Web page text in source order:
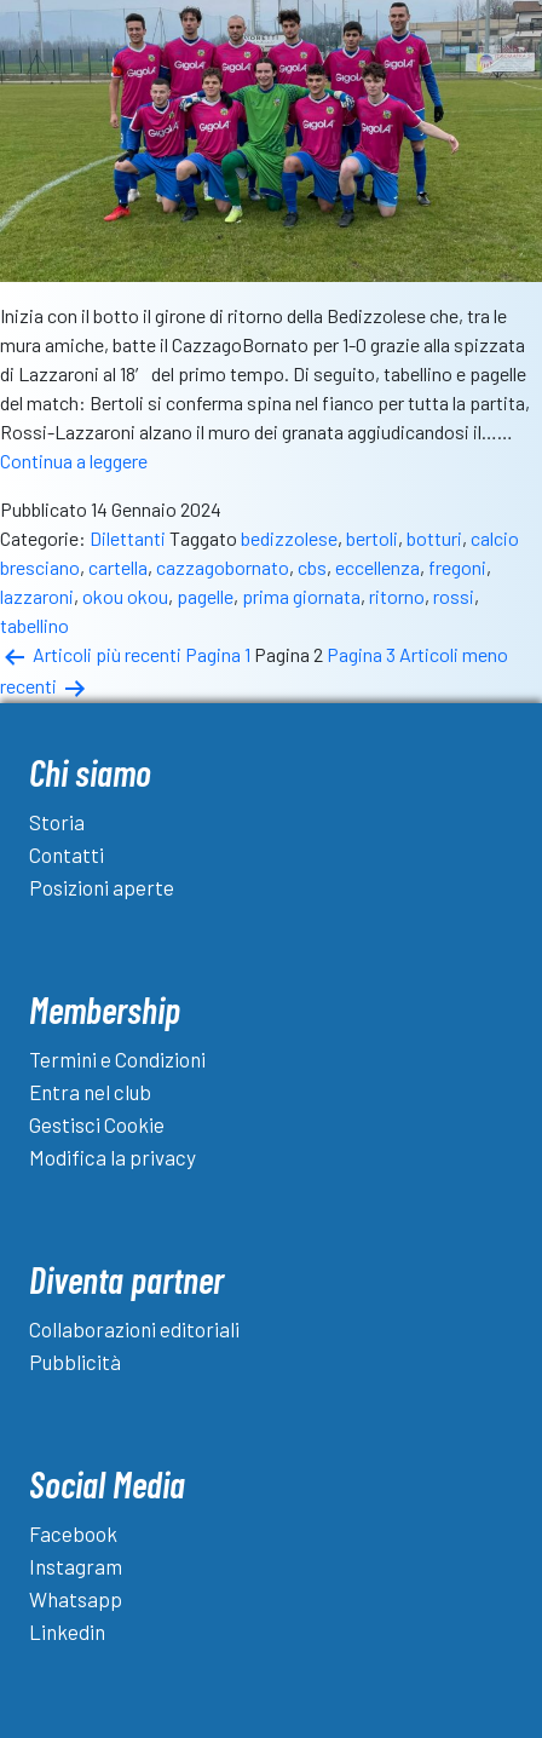
Inizia con il botto il girone di ritorno della Bedizzolese che, tra le
mura amiche, batte il CazzagoBornato per 1-0 grazie alla spizzata
di Lazzaroni al 18′ del primo tempo. Di seguito, tabellino e pagelle
del match: Bertoli si conferma spina nel fianco per tutta la partita,
Rossi-Lazzaroni alzano il muro dei granata aggiudicandosi il……
Continua a leggereCBS
Match,
pagelle
e
tabellino
partita
Bedizzolese-
0
Pubblicato 14 Gennaio 2024
Categorie: Dilettanti Taggato bedizzolese, bertoli, botturi, calcio
bresciano, cartella, cazzagobornato, cbs, eccellenza, fregoni,
lazzaroni, okou okou, pagelle, prima giornata, ritorno, rossi,
tabellino
Paginazione
degli
Articoli più recenti Pagina 1 Pagina 2 Pagina 3 Articoli meno
recenti
Chi siamo
Storia
Contatti
Posizioni aperte
Membership
Termini e Condizioni
Entra nel club
Gestisci Cookie
Modifica la privacy
Diventa partner
Collaborazioni editoriali
Pubblicità
Social Media
Facebook
Instagram
Whatsapp
Linkedin